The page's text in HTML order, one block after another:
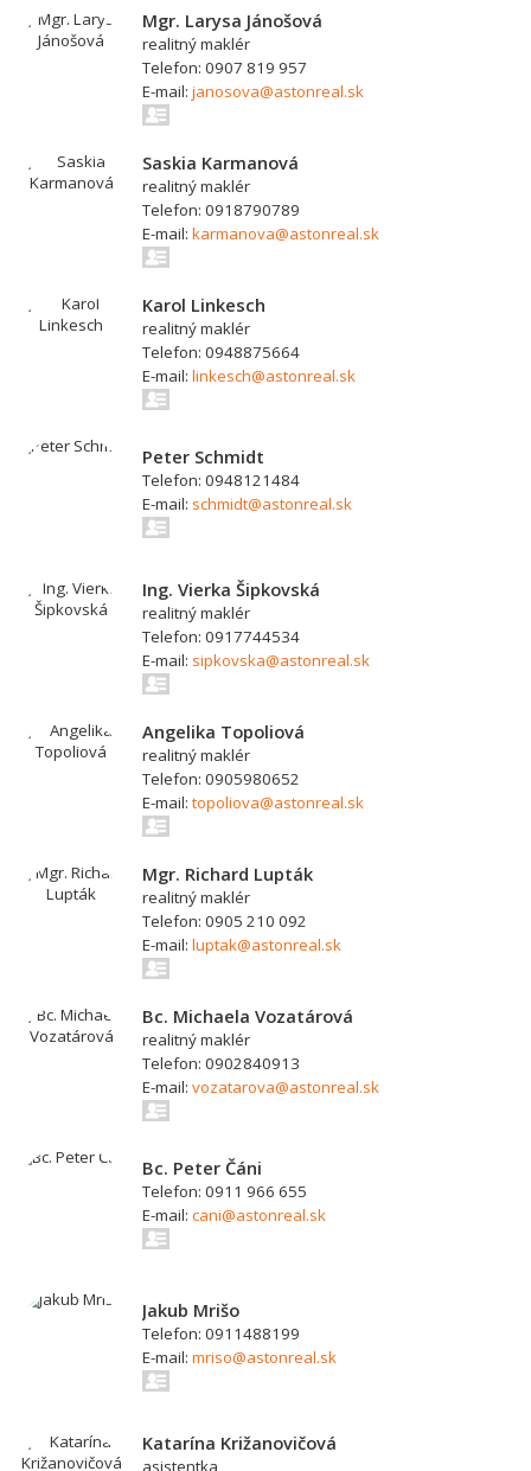
Mgr. Larysa Jánošová
realitný maklér
Telefon: 0907 819 957
E-mail: janosova@astonreal.sk
Saskia Karmanová
realitný maklér
Telefon: 0918790789
E-mail: karmanova@astonreal.sk
Karol Linkesch
realitný maklér
Telefon: 0948875664
E-mail: linkesch@astonreal.sk
Peter Schmidt
Telefon: 0948121484
E-mail: schmidt@astonreal.sk
Ing. Vierka Šipkovská
realitný maklér
Telefon: 0917744534
E-mail: sipkovska@astonreal.sk
Angelika Topoliová
realitný maklér
Telefon: 0905980652
E-mail: topoliova@astonreal.sk
Mgr. Richard Lupták
realitný maklér
Telefon: 0905 210 092
E-mail: luptak@astonreal.sk
Bc. Michaela Vozatárová
realitný maklér
Telefon: 0902840913
E-mail: vozatarova@astonreal.sk
Bc. Peter Čáni
Telefon: 0911 966 655
E-mail: cani@astonreal.sk
Jakub Mrišo
Telefon: 0911488199
E-mail: mriso@astonreal.sk
Katarína Križanovičová
asistentka